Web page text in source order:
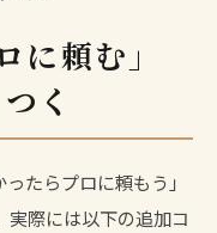
に頼む」
く
たらプロに頼もう」
際には以下の追加コ